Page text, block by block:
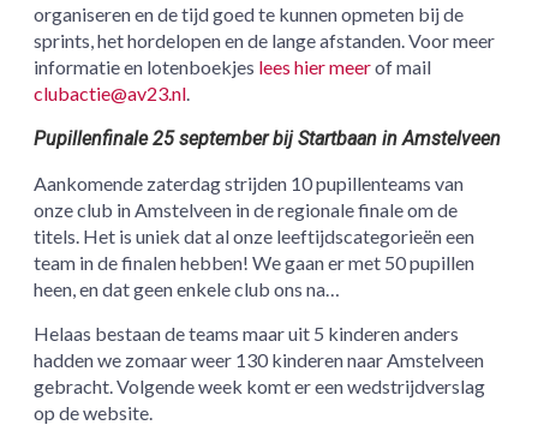
organiseren en de tijd goed te kunnen opmeten bij de
sprints, het hordelopen en de lange afstanden. Voor meer
informatie en lotenboekjes lees hier meerof mail
clubactie@av23.nl
Pupillenfinale 25 september bij Startbaan in Amstelveen
Aankomende zaterdag strijden 10 pupillenteams van
onze club in Amstelveen in de regionale finale om de
titels. Het is uniek dat al onze leeftijdscategorieën een
team in de finalen hebben! We gaan er met 50 pupillen
heen, en dat geen enkele club ons na…
Helaas bestaan de teams maar uit 5 kinderen anders
hadden we zomaar weer 130 kinderen naar Amstelveen
gebracht. Volgende week komt er een wedstrijdverslag
op de website.